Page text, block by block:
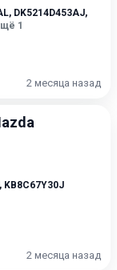
, DK5214D453AJ,
1
2 месяца назад
, KB8C67Y30J
2 месяца назад